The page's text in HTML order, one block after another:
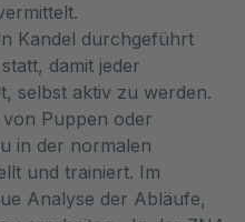
Kandel durchgeführt
damit jeder
selbst aktiv zu werden.
Puppen oder
in der normalen
und trainiert. Im
Analyse der Abläufe,